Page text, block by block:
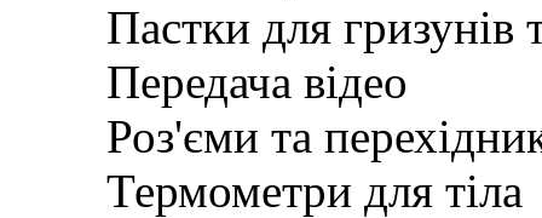
Пастки для гризунів
Передача відео
Роз'єми та
Термометри для тіла